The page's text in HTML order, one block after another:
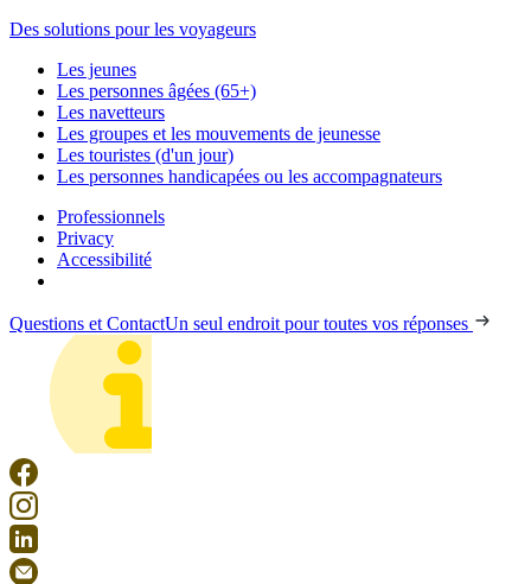
Des solutions pour les voyageurs
Les jeunes
Les personnes âgées (65+)
Les navetteurs
Les groupes et les mouvements de jeunesse
Les touristes (d'un jour)
Les personnes handicapées ou les accompagnateurs
Professionnels
Privacy
Accessibilité
Questions et ContactUn seul endroit pour toutes vos réponses